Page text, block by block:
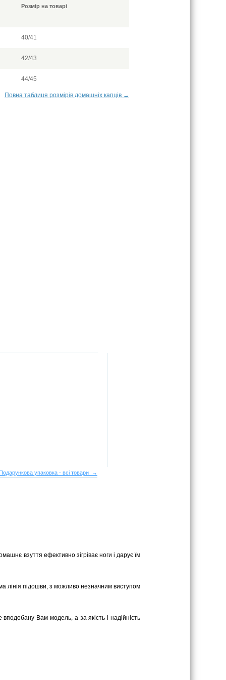
Розмір на товарі
40/41
42/43
44/45
Повна таблиця розмірів домашніх капців →
Подарункова упаковка - всі товари →
взуття ефективно зігріває ноги і дарує їм
лінія підошви, з можливо незначним виступом
Вам модель, а за якість і надійність